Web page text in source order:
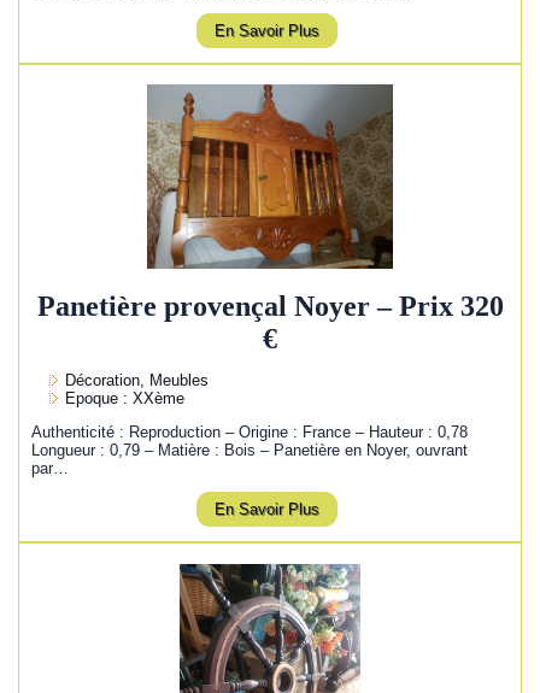
En Savoir Plus
Panetière provençal Noyer – Prix 320
€
Décoration, Meubles
Epoque : XXème
Authenticité : Reproduction – Origine : France – Hauteur : 0,78
Longueur : 0,79 – Matière : Bois – Panetière en Noyer, ouvrant
par…
En Savoir Plus